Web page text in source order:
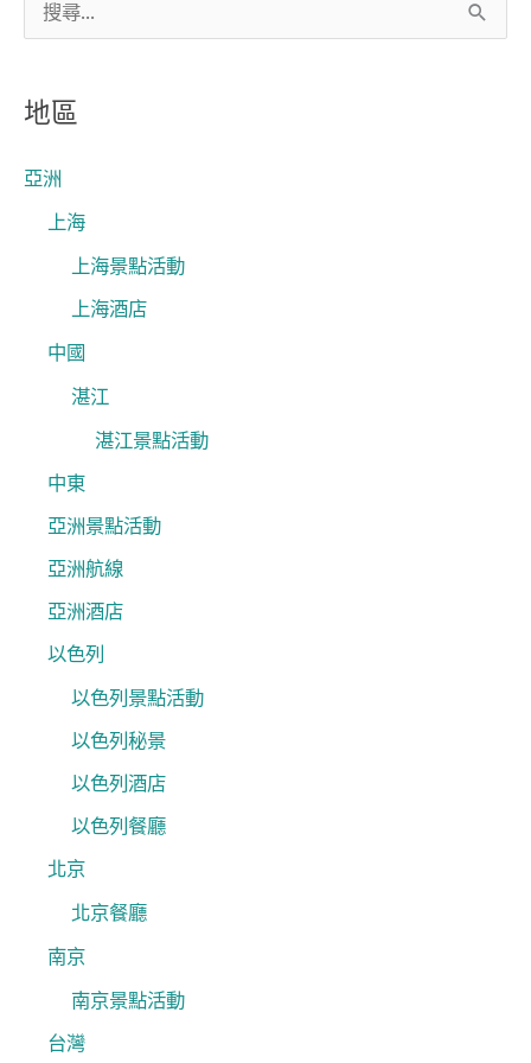
關
鍵
字
地區
亞洲
上海
上海景點活動
上海酒店
中國
湛江
湛江景點活動
中東
亞洲景點活動
亞洲航線
亞洲酒店
以色列
以色列景點活動
以色列秘景
以色列酒店
以色列餐廳
北京
北京餐廳
南京
南京景點活動
台灣